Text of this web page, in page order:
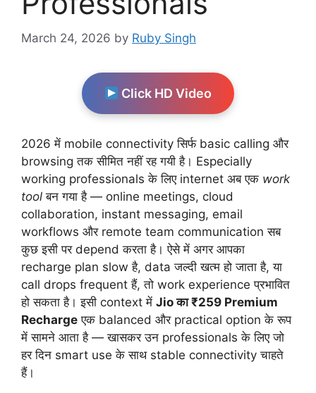
March 24, 2026 by Ruby Singh
Click HD Video
2026 में mobile connectivity सिर्फ basic calling और
browsing तक सीमित नहीं रह गयी है। Especially
working professionals के लिए internet अब एक work
tool बन गया है — online meetings, cloud
collaboration, instant messaging, email
workflows और remote team communication सब
कुछ इसी पर depend करता है। ऐसे में अगर आपका
recharge plan slow है, data जल्दी खत्म हो जाता है, या
call drops frequent हैं, तो work experience प्रभावित
हो सकता है। इसी context में Jio का ₹259 Premium
Recharge एक balanced और practical option के रूप
में सामने आता है — खासकर उन professionals के लिए जो
हर दिन smart use के साथ stable connectivity चाहते
हैं।